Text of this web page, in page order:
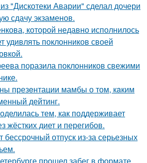
"Дискотеки Аварии" сделал дочери
сдачу экзаменов.
которой недавно исполнилось
удивлять поклонников своей
поразила поклонников свежими
презeнтации мамбы о том, кaким
дейтинг.
тем, как поддерживает
жёстких диет и перегибов.
бессрочный отпуск из-за серьезных
прошел забег в формате